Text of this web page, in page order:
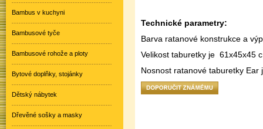
Technické parametry:
Barva ratanové konstrukce a
Velikost taburetky je 61x45x45
Nosnost ratanové taburetky Ear
Bambus v kuchyni
Bambusové tyče
Bambusové rohože a ploty
Bytové doplňky, stojánky
Dětský nábytek
Dřevěné sošky a masky